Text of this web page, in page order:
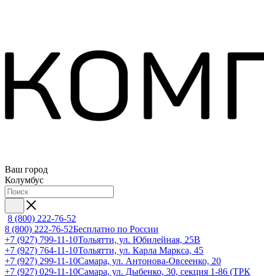
Ваш город
Колумбус
8 (800) 222-76-52
8 (800) 222-76-52Бесплатно по России
+7 (927) 799-11-10Тольятти, ул. Юбилейная, 25В
+7 (927) 764-11-10Тольятти, ул. Карла Маркса, 45
+7 (927) 299-11-10Самара, ул. Антонова-Овсеенко, 20
+7 (927) 029-11-10Самара, ул. Дыбенко, 30, секция 1-86 (ТРК